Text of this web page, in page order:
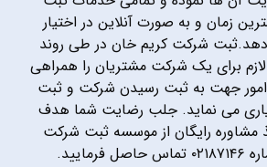
زمان و به صورت آنلاین در اختیار
دهد.ثبت شرکت کریم خان در طی روند
برای یک شرکت مشتریان را همراهی
امور جهت به ثبت رسیدن شرکت و ثبت
یاری می نماید. جلب رضایت شما هدف
رایگان از موسسه ثبت شرکت